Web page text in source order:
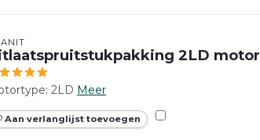
2LD motor
2LD Meer
Aan verlanglijst toevoegen